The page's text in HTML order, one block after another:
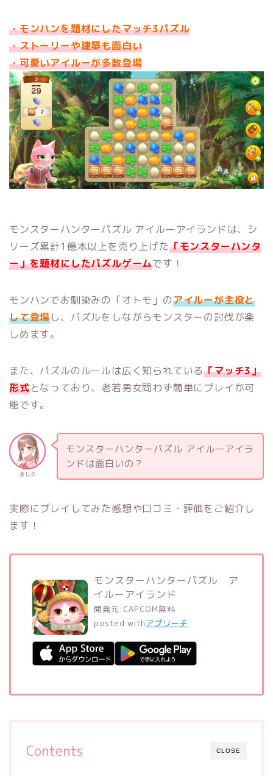
・モンハンを題材にしたマッチ3パズル
・ストーリーや建築も面白い
・可愛いアイルーが多数登場
モンスターハンターパズル アイルーアイランドは、シ
リーズ累計1億本以上を売り上げた「モンスターハンタ
ー」を題材にしたパズルゲームです！
モンハンでお馴染みの「オトモ」のアイルーが主役と
して登場し、パズルをしながらモンスターの討伐が楽
しめます。
また、パズルのルールは広く知られている「マッチ3」
形式となっており、老若男女問わず簡単にプレイが可
能です。
ましろ
モンスターハンターパズル アイルーアイラ
ンドは面白いの？
実際にプレイしてみた感想や口コミ・評価をご紹介し
ます！
モンスターハンターパズル ア
イルーアイランド
開発元: CAPCOM無料
posted with アプリーチ
CLOSE
Contents